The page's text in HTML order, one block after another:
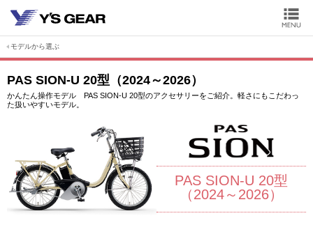
モデルから選ぶ
PAS SION-U 20型（2024～2026）
かんたん操作モデル PAS SION-U 20型のアクセサリーをご紹介。軽さにもこだわっ
た扱いやすいモデル。
PAS SION-U 20型
（2024～2026）